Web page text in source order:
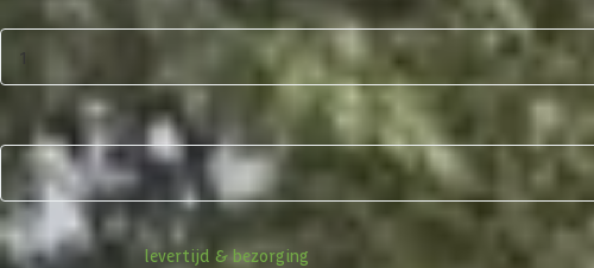
Aantal
1
In winkelwagen
Bekijk alternatieven
Informatie over
levertijd & bezorging